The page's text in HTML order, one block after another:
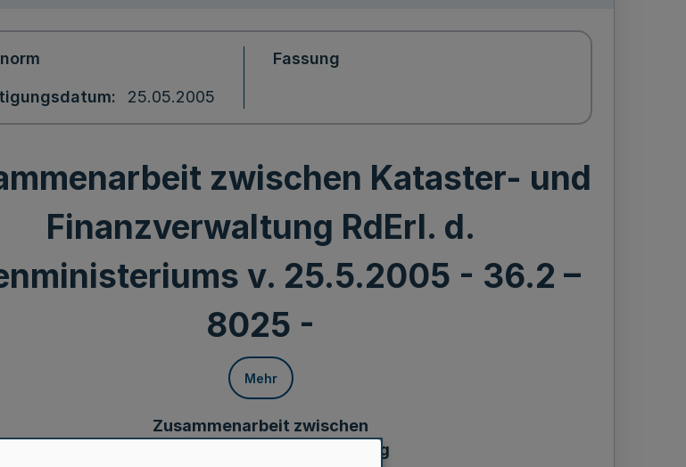
25.05.2005
Fassung
zwischen Kataster- und
Finanzverwaltung RdErl. d.
v. 25.5.2005 - 36.2 –
8025 -
Mehr
Zusammenarbeit zwischen
Kataster- und Finanzverwaltung